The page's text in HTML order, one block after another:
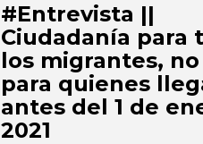
#Entrevista ||
Ciudadanía para
los migrantes,
para quienes
antes del 1 de
2021